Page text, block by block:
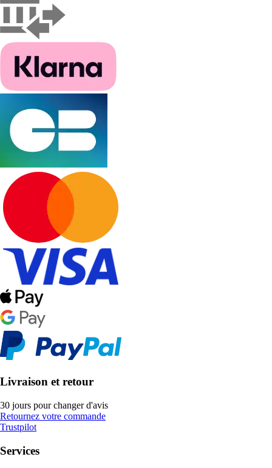
Livraison et retour
30 jours pour changer d'avis
Retournez votre commande
Trustpilot
Services